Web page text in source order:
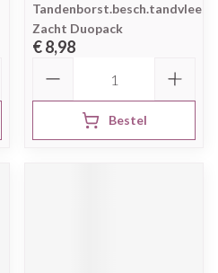
Tandenborst.besch.tandvlees
Zacht Duopack
€ 8,98
Bestel